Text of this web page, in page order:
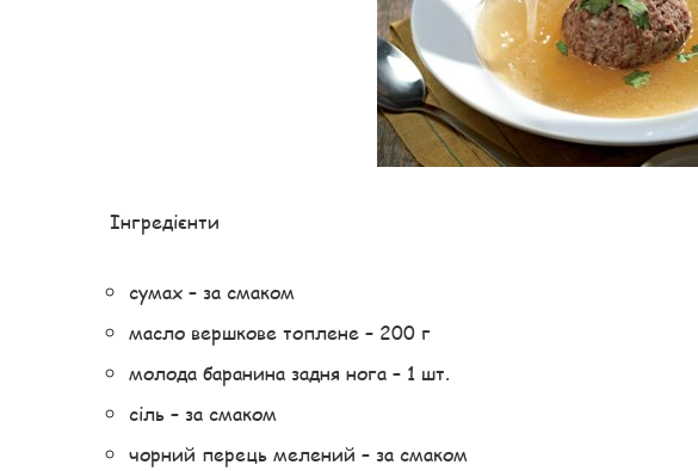
Інгредієнти
сумах – за смаком
масло вершкове топлене – 200 г
молода баранина задня нога – 1 шт.
сіль – за смаком
чорний перець мелений – за смаком